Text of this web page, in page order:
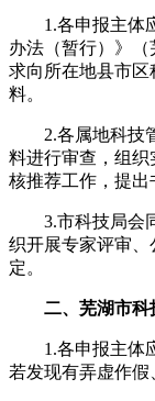
1.各申报主体
办法（暂行）》（
求向所在地县市
料。
2.各属地科技
料进行审查，组
核推荐工作，提出
3.市科技局会
织开展专家评审、
定。
二、芜湖市科
1.各申报主体
若发现有弄虚作假